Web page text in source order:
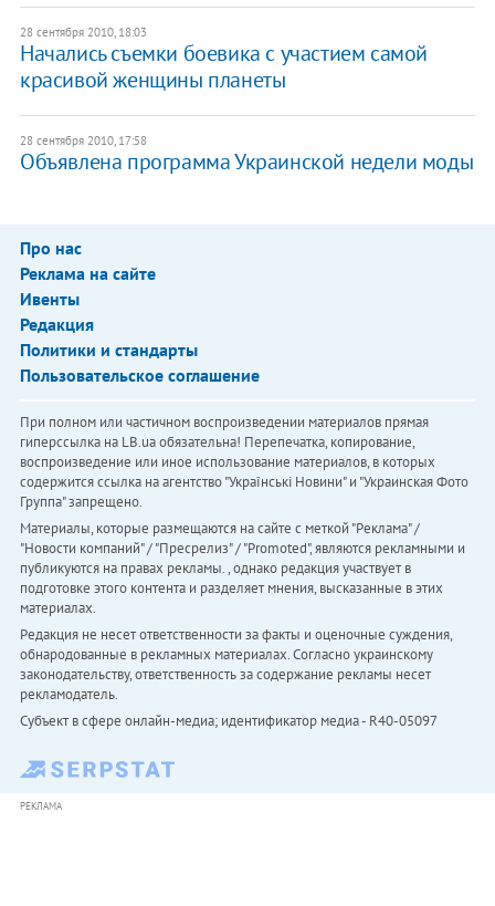
28 сентября 2010, 18:03
Начались съемки боевика с участием самой
красивой женщины планеты
28 сентября 2010, 17:58
Объявлена программа Украинской недели моды
Про нас
Реклама на сайте
Ивенты
Редакция
Политики и стандарты
Пользовательское соглашение
При полном или частичном воспроизведении материалов прямая
гиперссылка на LB.ua обязательна! Перепечатка, копирование,
воспроизведение или иное использование материалов, в которых
содержится ссылка на агентство "Українськi Новини" и "Украинская Фото
Группа" запрещено.
Материалы, которые размещаются на сайте с меткой "Реклама" /
"Новости компаний" / "Пресрелиз" / "Promoted", являются рекламными и
публикуются на правах рекламы. , однако редакция участвует в
подготовке этого контента и разделяет мнения, высказанные в этих
материалах.
Редакция не несет ответственности за факты и оценочные суждения,
обнародованные в рекламных материалах. Согласно украинскому
законодательству, ответственность за содержание рекламы несет
рекламодатель.
Субъект в сфере онлайн-медиа; идентификатор медиа - R40-05097
РЕКЛАМА